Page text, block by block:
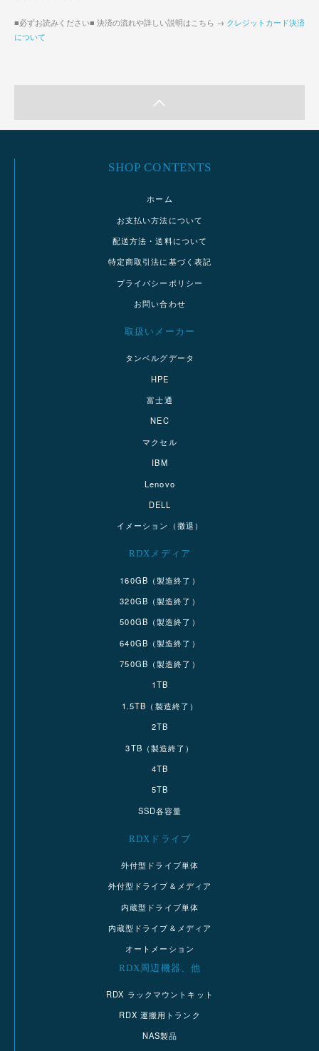
■必ずお読みください■ 決済の流れや詳しい説明はこちら → クレジットカード決済
について
SHOP CONTENTS
ホーム
お支払い方法について
配送方法・送料について
特定商取引法に基づく表記
プライバシーポリシー
お問い合わせ
取扱いメーカー
タンベルグデータ
HPE
富士通
NEC
マクセル
IBM
Lenovo
DELL
イメーション（撤退）
RDXメディア
160GB（製造終了）
320GB（製造終了）
500GB（製造終了）
640GB（製造終了）
750GB（製造終了）
1TB
1.5TB（製造終了）
2TB
3TB（製造終了）
4TB
5TB
SSD各容量
RDXドライブ
外付型ドライブ単体
外付型ドライブ＆メディア
内蔵型ドライブ単体
内蔵型ドライブ＆メディア
オートメーション
RDX周辺機器、他
RDX ラックマウントキット
RDX 運搬用トランク
NAS製品